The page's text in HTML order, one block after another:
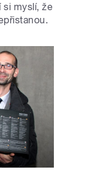
si myslí, že